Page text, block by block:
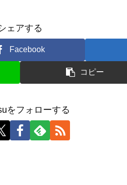
ェアする
Facebook
コピー
をフォローする